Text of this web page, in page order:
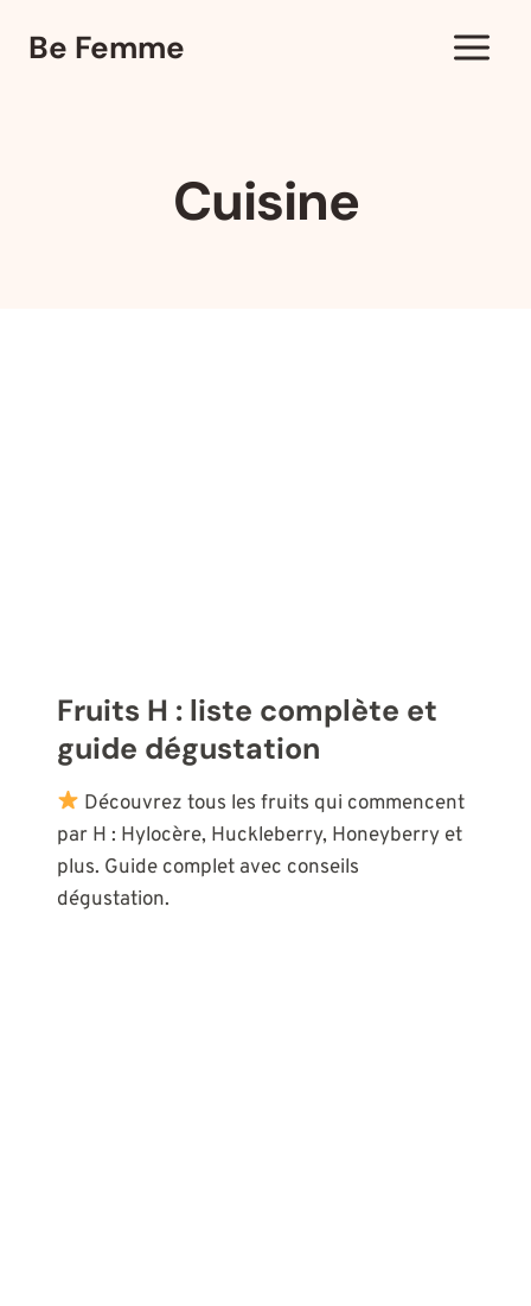
Be Femme
Cuisine
Fruits H : liste complète et
guide dégustation
Découvrez tous les fruits qui commencent
par H : Hylocère, Huckleberry, Honeyberry et
plus. Guide complet avec conseils
dégustation.